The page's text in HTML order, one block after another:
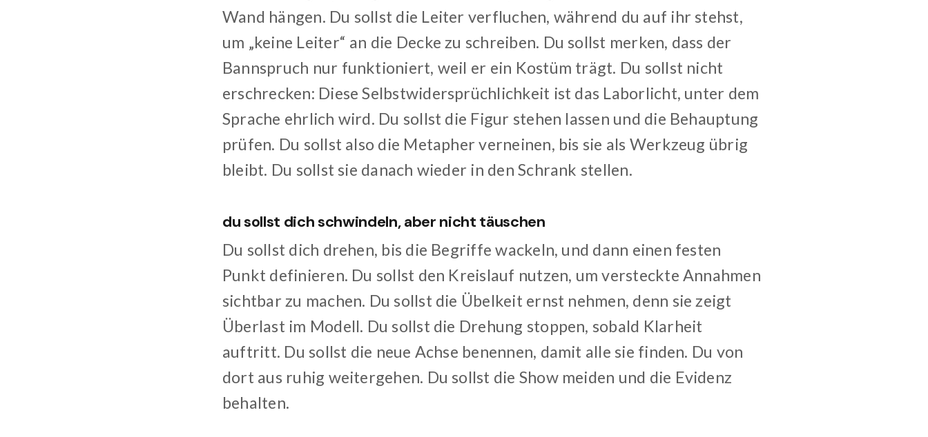
Wand hängen. Du sollst die Leiter verfluchen, während du auf ihr stehst,
um „keine Leiter“ an die Decke zu schreiben. Du sollst merken, dass der
Bannspruch nur funktioniert, weil er ein Kostüm trägt. Du sollst nicht
erschrecken: Diese Selbstwidersprüchlichkeit ist das Laborlicht, unter dem
Sprache ehrlich wird. Du sollst die Figur stehen lassen und die Behauptung
prüfen. Du sollst also die Metapher verneinen, bis sie als Werkzeug übrig
bleibt. Du sollst sie danach wieder in den Schrank stellen.
du sollst dich schwindeln, aber nicht täuschen
Du sollst dich drehen, bis die Begriffe wackeln, und dann einen festen
Punkt definieren. Du sollst den Kreislauf nutzen, um versteckte Annahmen
sichtbar zu machen. Du sollst die Übelkeit ernst nehmen, denn sie zeigt
Überlast im Modell. Du sollst die Drehung stoppen, sobald Klarheit
auftritt. Du sollst die neue Achse benennen, damit alle sie finden. Du von
dort aus ruhig weitergehen. Du sollst die Show meiden und die Evidenz
behalten.